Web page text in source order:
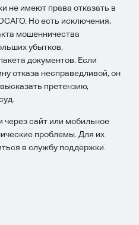
не имеют права отказать в
Но есть исключения,
мошенничества
убытков,
документов. Если
отказа несправедливой, он
претензию,
через сайт или мобильное
проблемы. Для их
в службу поддержки.